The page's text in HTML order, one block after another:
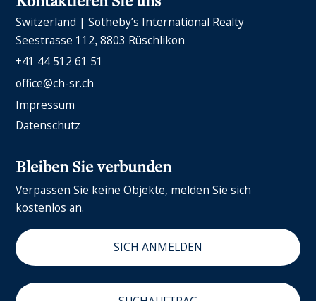
Switzerland | Sotheby’s International Realty
Seestrasse 112 8803 Rüschlikon
+41 44 512 61 51
office@ch-sr.ch
Impressum
Datenschutz
Bleiben Sie verbunden
Verpassen Sie keine Objekte, melden Sie sich
kostenlos an.
SICH ANMELDEN